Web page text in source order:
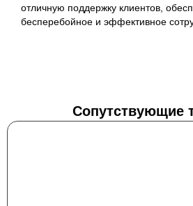
отличную поддержку клиентов,
бесперебойное и эффективное
Сопутствующие